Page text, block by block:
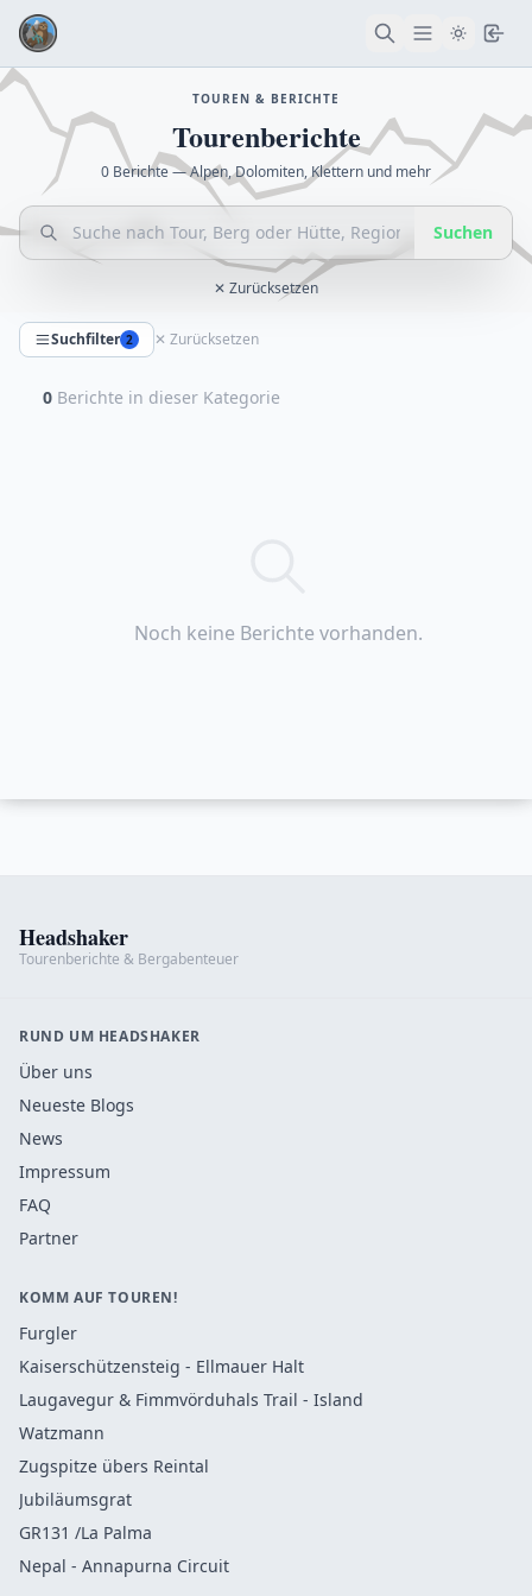
TOUREN & BERICHTE
Tourenberichte
0 Berichte — Alpen, Dolomiten, Klettern und mehr
Suchen
✕ Zurücksetzen
Suchfilter 2 ✕ Zurücksetzen
0 Berichte in dieser Kategorie
Noch keine Berichte vorhanden.
Headshaker
Tourenberichte & Bergabenteuer
RUND UM HEADSHAKER
Über uns
Neueste Blogs
News
Impressum
FAQ
Partner
KOMM AUF TOUREN!
Furgler
Kaiserschützensteig - Ellmauer Halt
Laugavegur & Fimmvörduhals Trail - Island
Watzmann
Zugspitze übers Reintal
Jubiläumsgrat
GR131 /La Palma
Nepal - Annapurna Circuit